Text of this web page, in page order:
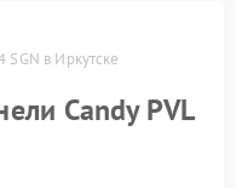
SGN в Иркутске
Candy PVL